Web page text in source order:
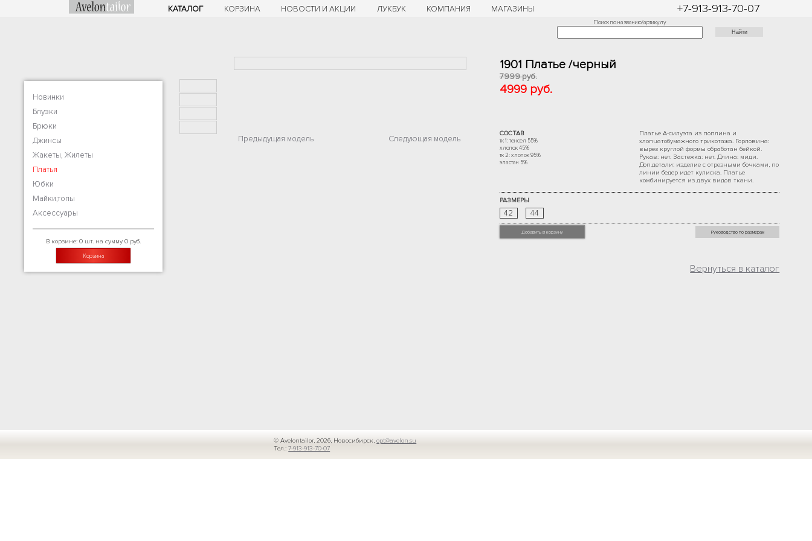
КАТАЛОГ КОРЗИНА НОВОСТИ И АКЦИИ ЛУКБУК КОМПАНИЯ МАГАЗИНЫ +7-913-913-70-07
Поиск по названию/артикулу
Новинки
Блузки
Брюки
Джинсы
Жакеты, Жилеты
Платья
Юбки
Майки,топы
Аксессуары
В корзине: 0 шт. на сумму 0 руб.
Корзина
Предыдущая модель Следующая модель
1901 Платье /черный
7999 руб.
4999 руб.
СОСТАВ
тк 1: тенсел 55%
хлопок 45%
тк 2: хлопок 95%
эластан 5%
Платье А-силуэта из поплина и
хлопчатобумажного трикотажа. Горловина:
вырез круглой формы обработан бейкой.
Рукав: нет. Застежка: нет. Длина: миди.
Доп.детали: изделие с отрезными бочками, по
линии бедер идет кулиска. Платье
комбинируется из двух видов ткани.
РАЗМЕРЫ
42 44
Добавить в корзину Руководство по размерам
Вернуться в каталог
© Avelontailor, 2026, Новосибирск,opt@avelon.su
Тел.:7-913-913-70-07